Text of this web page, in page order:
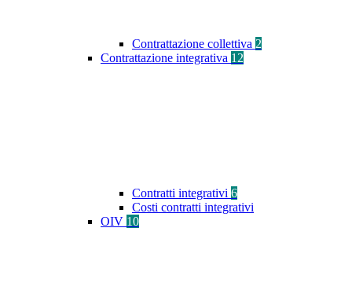
Contrattazione collettiva 2
Contrattazione integrativa 12
Contratti integrativi 6
Costi contratti integrativi
OIV 10